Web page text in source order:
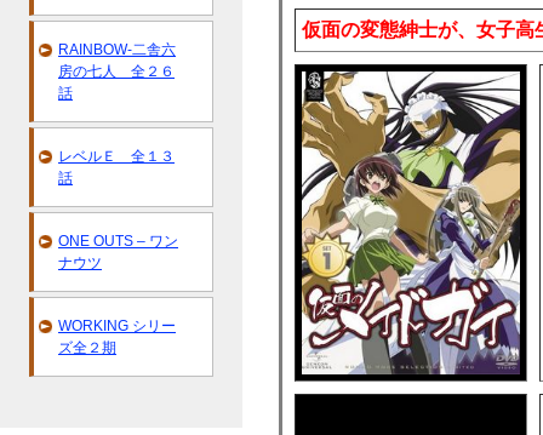
仮面の変態紳士が、女子高
RAINBOW-二舎六
房の七人 全２６
話
レベルＥ 全１３
話
ONE OUTS – ワン
ナウツ
WORKING シリー
ズ全２期